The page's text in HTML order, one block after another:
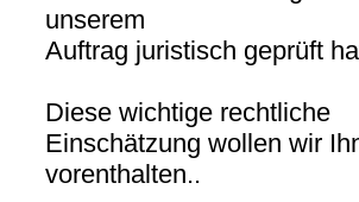
unserem
Auftrag juristisch geprüft
Diese wichtige rechtliche
Einschätzung wollen wir
vorenthalten..